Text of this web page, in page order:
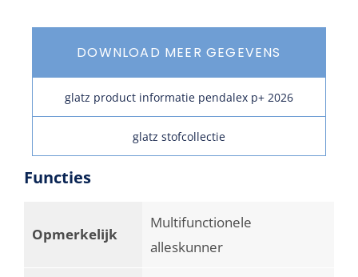
DOWNLOAD MEER GEGEVENS
glatz product informatie pendalex p+ 2026
glatz stofcollectie
Functies
Opmerkelijk
Multifunctionele
alleskunner